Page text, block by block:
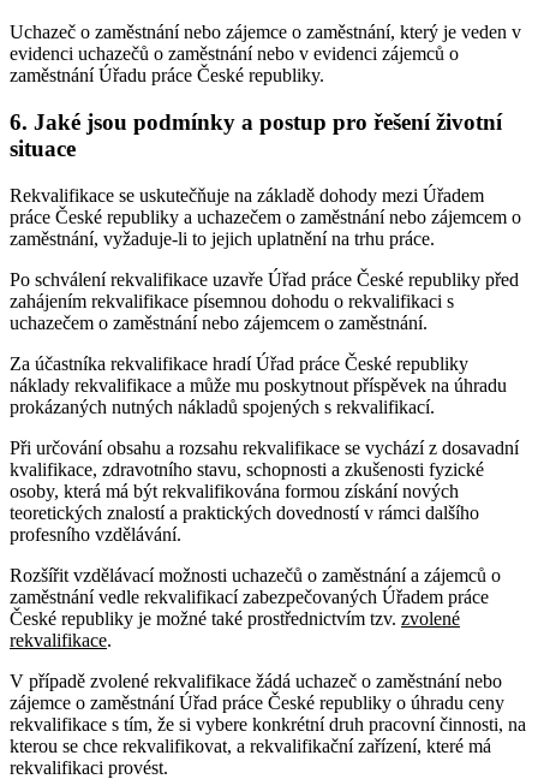
Uchazeč o zaměstnání nebo zájemce o zaměstnání, který je veden v
evidenci uchazečů o zaměstnání nebo v evidenci zájemců o
zaměstnání Úřadu práce České republiky.
6. Jaké jsou podmínky a postup pro řešení životní
situace
Rekvalifikace se uskutečňuje na základě dohody mezi Úřadem
práce České republiky a uchazečem o zaměstnání nebo zájemcem o
zaměstnání, vyžaduje-li to jejich uplatnění na trhu práce.
Po schválení rekvalifikace uzavře Úřad práce České republiky před
zahájením rekvalifikace písemnou dohodu o rekvalifikaci s
uchazečem o zaměstnání nebo zájemcem o zaměstnání.
Za účastníka rekvalifikace hradí Úřad práce České republiky
náklady rekvalifikace a může mu poskytnout příspěvek na úhradu
prokázaných nutných nákladů spojených s rekvalifikací.
Při určování obsahu a rozsahu rekvalifikace se vychází z dosavadní
kvalifikace, zdravotního stavu, schopnosti a zkušenosti fyzické
osoby, která má být rekvalifikována formou získání nových
teoretických znalostí a praktických dovedností v rámci dalšího
profesního vzdělávání.
Rozšířit vzdělávací možnosti uchazečů o zaměstnání a zájemců o
zaměstnání vedle rekvalifikací zabezpečovaných Úřadem práce
České republiky je možné také prostřednictvím tzv. zvolené
rekvalifikace.
V případě zvolené rekvalifikace žádá uchazeč o zaměstnání nebo
zájemce o zaměstnání Úřad práce České republiky o úhradu ceny
rekvalifikace s tím, že si vybere konkrétní druh pracovní činnosti, na
kterou se chce rekvalifikovat, a rekvalifikační zařízení, které má
rekvalifikaci provést.